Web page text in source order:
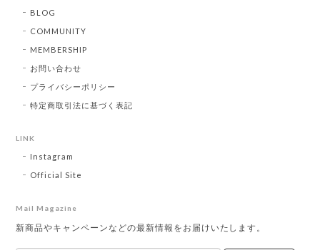
BLOG
COMMUNITY
MEMBERSHIP
お問い合わせ
プライバシーポリシー
特定商取引法に基づく表記
LINK
Instagram
Official Site
Mail Magazine
新商品やキャンペーンなどの最新情報をお届けいたします。